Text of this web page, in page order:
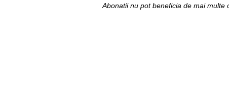
Abonatii nu pot beneficia de mai multe